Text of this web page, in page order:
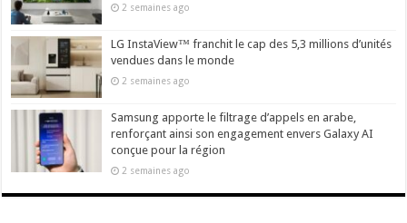
2 semaines ago
LG InstaView™ franchit le cap des 5,3 millions d’unités
vendues dans le monde
2 semaines ago
Samsung apporte le filtrage d’appels en arabe,
renforçant ainsi son engagement envers Galaxy AI
conçue pour la région
2 semaines ago